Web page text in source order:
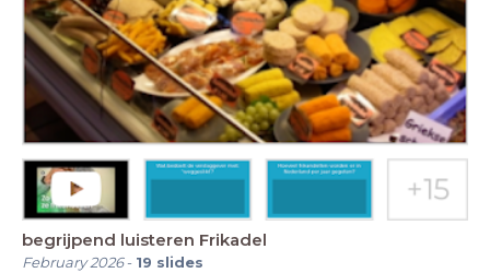
begrijpend luisteren Frikadel
February 2026- 19 slides